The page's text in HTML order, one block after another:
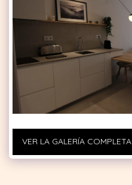
VER LA GALERÍA COMPLETA